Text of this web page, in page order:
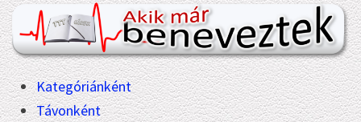
Kategóriánként
Távonként